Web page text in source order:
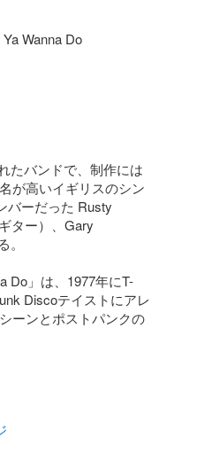
Wanna Do
たバンドで、制作には
が高いイギリスのシン
バーだった Rusty
ター）、Gary
Do」は、1977年にT-
Discoテイストにアレ
ーンとポストパンクの